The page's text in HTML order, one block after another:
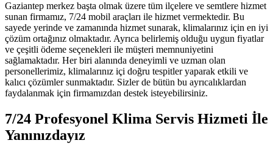
Gaziantep merkez başta olmak üzere tüm ilçelere ve semtlere hizmet
sunan firmamız, 7/24 mobil araçları ile hizmet vermektedir. Bu
sayede yerinde ve zamanında hizmet sunarak, klimalarınız için en iyi
çözüm ortağınız olmaktadır. Ayrıca belirlemiş olduğu uygun fiyatlar
ve çeşitli ödeme seçenekleri ile müşteri memnuniyetini
sağlamaktadır. Her biri alanında deneyimli ve uzman olan
personellerimiz, klimalarınız içi doğru tespitler yaparak etkili ve
kalıcı çözümler sunmaktadır. Sizler de bütün bu ayrıcalıklardan
faydalanmak için firmamızdan destek isteyebilirsiniz.
7/24 Profesyonel Klima Servis Hizmeti İle
Yanınızdayız